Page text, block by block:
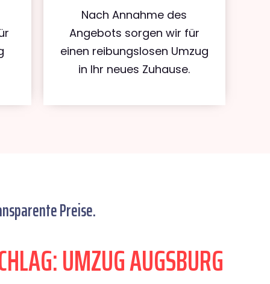
Nach Annahme des
Angebots sorgen wir für
einen reibungslosen Umzug
in Ihr neues Zuhause.
Preise.
UMZUG AUGSBURG